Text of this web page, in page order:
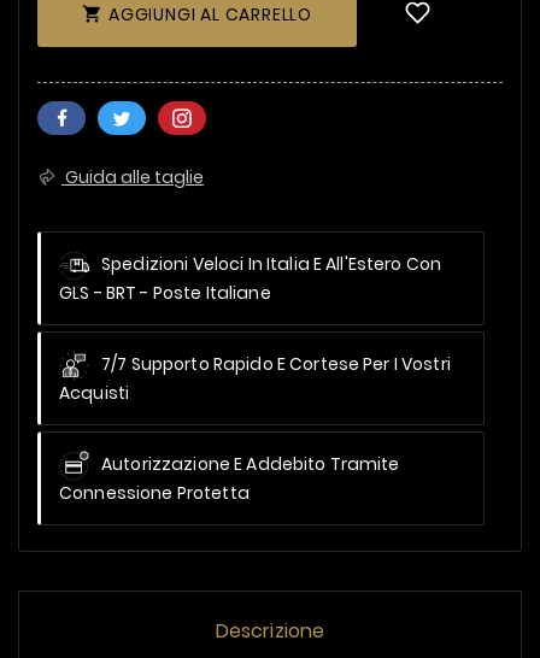
 AGGIUNGI AL CARRELLO
Guida alle taglie
Spedizioni Veloci In Italia E All'Estero Con
GLS - BRT - Poste Italiane
7/7 Supporto Rapido E Cortese Per I Vostri
Acquisti
Autorizzazione E Addebito Tramite
Connessione Protetta
Descrizione